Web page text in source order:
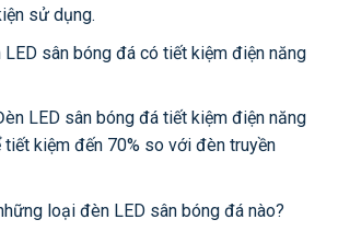
sử dụng.
sân bóng đá có tiết kiệm điện năng
LED sân bóng đá tiết kiệm điện năng
tiết kiệm đến 70% so với đèn truyền
loại đèn LED sân bóng đá nào?